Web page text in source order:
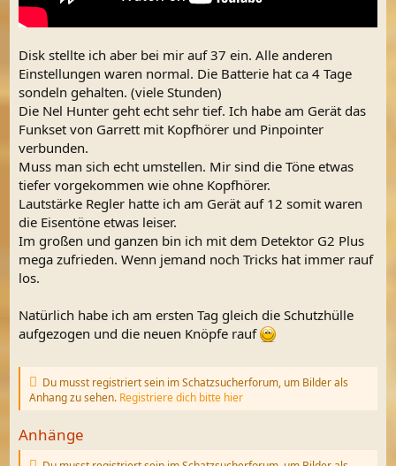
Disk stellte ich aber bei mir auf 37 ein. Alle anderen
Einstellungen waren normal. Die Batterie hat ca 4 Tage
sondeln gehalten. (viele Stunden)
Die Nel Hunter geht echt sehr tief. Ich habe am Gerät das
Funkset von Garrett mit Kopfhörer und Pinpointer
verbunden.
Muss man sich echt umstellen. Mir sind die Töne etwas
tiefer vorgekommen wie ohne Kopfhörer.
Lautstärke Regler hatte ich am Gerät auf 12 somit waren
die Eisentöne etwas leiser.
Im großen und ganzen bin ich mit dem Detektor G2 Plus
mega zufrieden. Wenn jemand noch Tricks hat immer rauf
los.
Natürlich habe ich am ersten Tag gleich die Schutzhülle
aufgezogen und die neuen Knöpfe rauf
Du musst registriert sein im Schatzsucherforum, um Bilder als
Anhang zu sehen. Registriere dich bitte hier
Anhänge